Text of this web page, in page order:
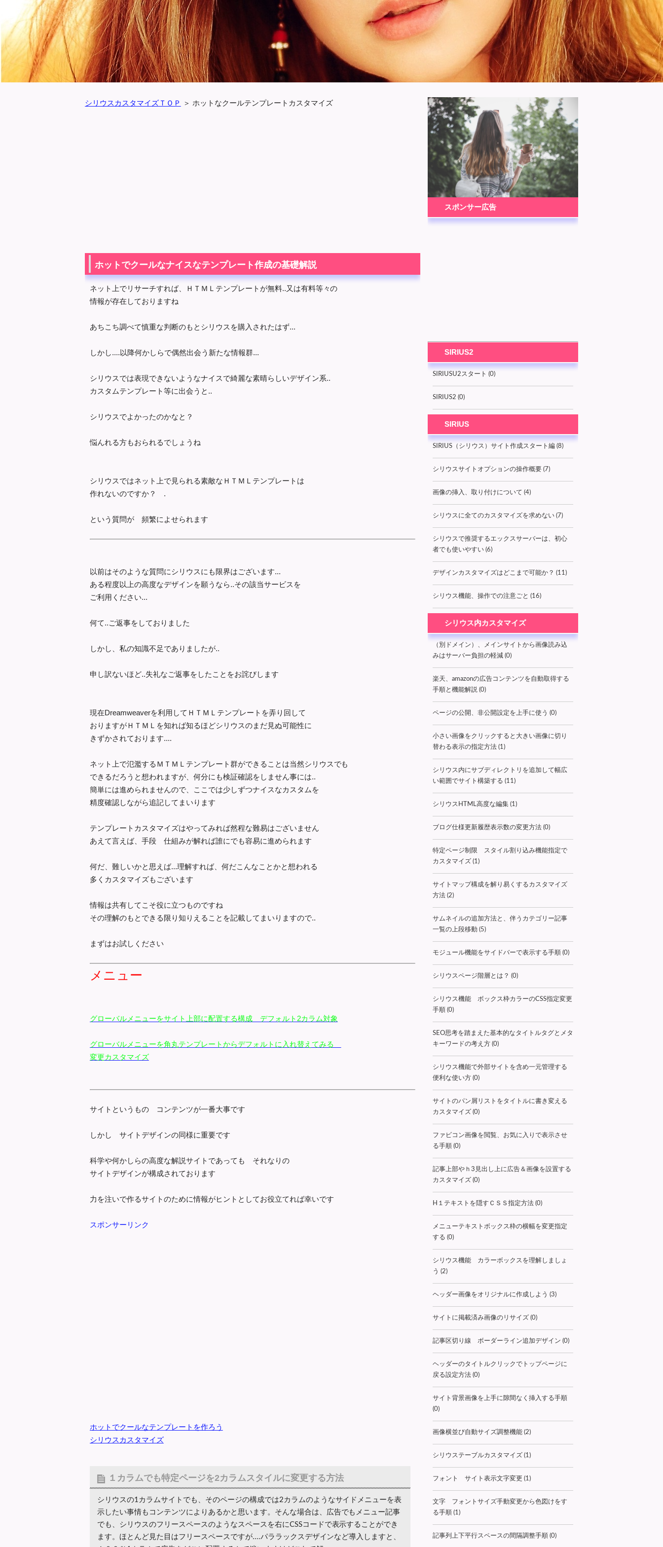
シリウスカスタマイズＴＯＰ ＞ ホットなクールテンプレートカスタマイズ
ホットでクールなナイスなテンプレート作成の基礎解説
ネット上でリサーチすれば、ＨＴＭＬテンプレートが無料..又は有料等々の
情報が存在しておりますね
あちこち調べて慎重な判断のもとシリウスを購入されたはず...
しかし....以降何かしらで偶然出会う新たな情報群...
シリウスでは表現できないようなナイスで綺麗な素晴らしいデザイン系..
カスタムテンプレート等に出会うと..
シリウスでよかったのかなと？
悩んれる方もおられるでしょうね
シリウスではネット上で見られる素敵なＨＴＭＬテンプレートは
作れないのですか？ .
という質問が 頻繁によせられます
以前はそのような質問にシリウスにも限界はございます...
ある程度以上の高度なデザインを願うなら..その該当サービスを
ご利用ください...
何て..ご返事をしておりました
しかし、私の知識不足でありましたが..
申し訳ないほど..失礼なご返事をしたことをお詫びします
現在Dreamweaverを利用してＨＴＭＬテンプレートを弄り回して
おりますがＨＴＭＬを知れば知るほどシリウスのまだ見ぬ可能性に
きずかされております....
ネット上で氾濫するＭＴＭＬテンプレート群ができることは当然シリウスでも
できるだろうと想われますが、何分にも検証確認をしません事には..
簡単には進められませんので、ここでは少しずつナイスなカスタムを
精度確認しながら追記してまいります
テンプレートカスタマイズはやってみれば然程な難易はございません
あえて言えば、手段 仕組みが解れば誰にでも容易に進められます
何だ、難しいかと思えば...理解すれば、何だこんなことかと想われる
多くカスタマイズもございます
情報は共有してこそ役に立つものですね
その理解のもとできる限り知りえることを記載してまいりますので..
まずはお試しください
メニュー
グローバルメニューをサイト上部に配置する構成 デフォルト2カラム対象
グローバルメニューを角丸テンプレートからデフォルトに入れ替えてみる
変更カスタマイズ
サイトというもの コンテンツが一番大事です
しかし サイトデザインの同様に重要です
科学や何かしらの高度な解説サイトであっても それなりの
サイトデザインが構成されております
力を注いで作るサイトのために情報がヒントとしてお役立てれば幸いです
スポンサーリンク
ホットでクールなテンプレートを作ろう
シリウスカスタマイズ
１カラムでも特定ページを2カラムスタイルに変更する方法
シリウスの1カラムサイトでも、そのページの構成では2カラムのようなサイドメニューを表
示したい事情もコンテンツによりあるかと思います。そんな場合は、広告でもメニュー記事
でも、シリウスのフリースペースのようなスペースを右にCSSコードで表示することができ
ます。ほとんど見た目はフリースペースですが....パララックスデザインなど導入しますと、
スポンサー広告
SIRIUS2
SIRIUSU2スタート (0)
SIRIUS2 (0)
SIRIUS
SIRIUS（シリウス）サイト作成スタート編 (8)
シリウスサイトオプションの操作概要 (7)
画像の挿入、取り付けについて (4)
シリウスに全てのカスタマイズを求めない (7)
シリウスで推奨するエックスサーバーは、初心
者でも使いやすい (6)
デザインカスタマイズはどこまで可能か？ (11)
シリウス機能、操作での注意ごと (16)
シリウス内カスタマイズ
（別ドメイン）、メインサイトから画像読み込
みはサーバー負担の軽減 (0)
楽天、amazonの広告コンテンツを自動取得する
手順と機能解説 (0)
ページの公開、非公開設定を上手に使う (0)
小さい画像をクリックすると大きい画像に切り
替わる表示の指定方法 (1)
シリウス内にサブディレクトリを追加して幅広
い範囲でサイト構築する (11)
シリウスHTML高度な編集 (1)
ブログ仕様更新履歴表示数の変更方法 (0)
特定ページ制限 スタイル割り込み機能指定で
カスタマイズ (1)
サイトマップ構成を解り易くするカスタマイズ
方法 (2)
サムネイルの追加方法と、伴うカテゴリー記事
一覧の上段移動 (5)
モジュール機能をサイドバーで表示する手順 (0)
シリウスページ階層とは？ (0)
シリウス機能 ボックス枠カラーのCSS指定変更
手順 (0)
SEO思考を踏まえた基本的なタイトルタグとメタ
キーワードの考え方 (0)
シリウス機能で外部サイトを含め一元管理する
便利な使い方 (0)
サイトのパン屑リストをタイトルに書き変える
カスタマイズ (0)
ファビコン画像を閲覧、お気に入りで表示させ
る手順 (0)
記事上部やｈ3見出し上に広告＆画像を設置する
カスタマイズ (0)
H１テキストを隠すＣＳＳ指定方法 (0)
メニューテキストボックス枠の横幅を変更指定
する (0)
シリウス機能 カラーボックスを理解しましょ
う (2)
ヘッダー画像をオリジナルに作成しよう (3)
サイトに掲載済み画像のリサイズ (0)
記事区切り線 ボーダーライン追加デザイン (0)
ヘッダーのタイトルクリックでトップページに
戻る設定方法 (0)
サイト背景画像を上手に隙間なく挿入する手順
(0)
画像横並び自動サイズ調整機能 (2)
シリウステーブルカスタマイズ (1)
フォント サイト表示文字変更 (1)
文字 フォントサイズ手動変更から色図けをす
る手順 (1)
記事列上下平行スペースの間隔調整手順 (0)